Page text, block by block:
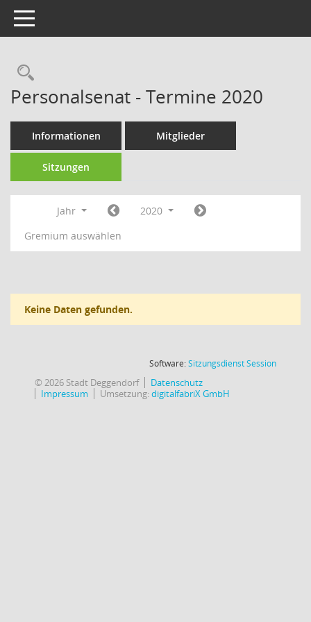
Toggle navigation
Rechercheauswahl
Personalsenat - Termine 2020
Informationen Mitglieder
Sitzungen
Jahr
2020
Gremium auswählen
Keine Daten gefunden.
Software:SitzungsdienstSession(Wird in
© 2026 Stadt Deggendorf
Datenschutz
Impressum
Umsetzung:digitalfabriX GmbH